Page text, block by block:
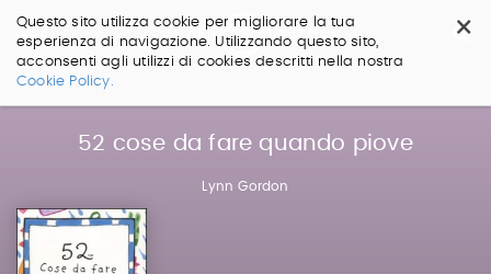
×
Questo sito utilizza cookie per migliorare la tua
esperienza di navigazione. Utilizzando questo sito,
acconsenti agli utilizzi di cookies descritti nella nostra
Cookie Policy.
Salta
52 cose da fare quando piove
Lynn Gordon